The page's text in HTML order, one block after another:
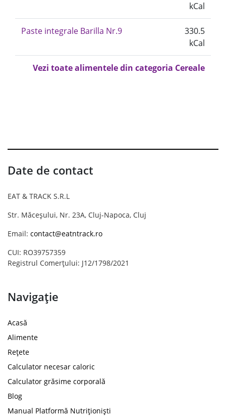
kCal
Paste integrale Barilla Nr.9
330.5
kCal
Vezi toate alimentele din categoria Cereale
Date de contact
EAT & TRACK S.R.L
Str. Măceșului, Nr. 23A, Cluj-Napoca, Cluj
Email: contact@eatntrack.ro
CUI: RO39757359
Registrul Comerțului: J12/1798/2021
Navigație
Acasă
Alimente
Rețete
Calculator necesar caloric
Calculator grăsime corporală
Blog
Manual Platformă Nutriționiști